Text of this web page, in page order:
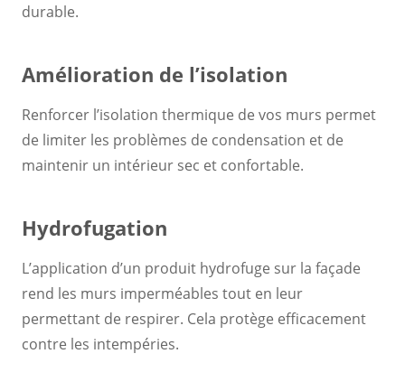
durable.
Amélioration de l’isolation
Renforcer l’isolation thermique de vos murs permet
de limiter les problèmes de condensation et de
maintenir un intérieur sec et confortable.
Hydrofugation
L’application d’un produit hydrofuge sur la façade
rend les murs imperméables tout en leur
permettant de respirer. Cela protège efficacement
contre les intempéries.